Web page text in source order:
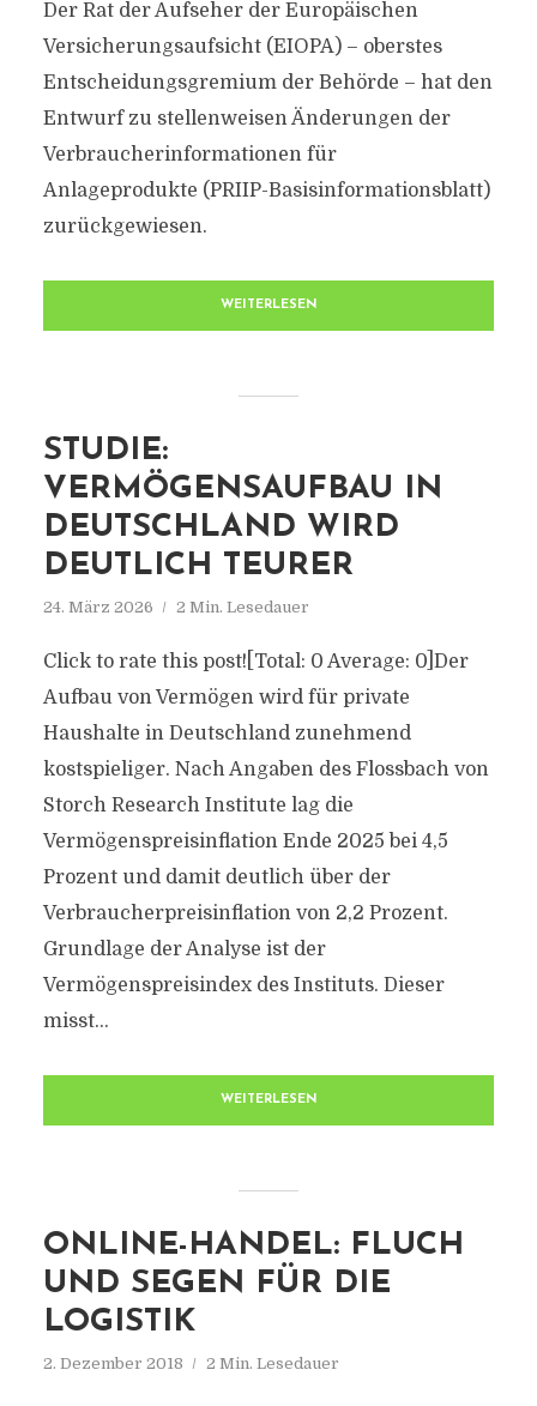
Der Rat der Aufseher der Europäischen
Versicherungsaufsicht (EIOPA) – oberstes
Entscheidungsgremium der Behörde – hat den
Entwurf zu stellenweisen Änderungen der
Verbraucherinformationen für
Anlageprodukte (PRIIP-Basisinformationsblatt)
zurückgewiesen.
WEITERLESEN
STUDIE:
VERMÖGENSAUFBAU IN
DEUTSCHLAND WIRD
DEUTLICH TEURER
24. März 2026 2 Min. Lesedauer
Click to rate this post![Total: 0 Average: 0]Der
Aufbau von Vermögen wird für private
Haushalte in Deutschland zunehmend
kostspieliger. Nach Angaben des Flossbach von
Storch Research Institute lag die
Vermögenspreisinflation Ende 2025 bei 4,5
Prozent und damit deutlich über der
Verbraucherpreisinflation von 2,2 Prozent.
Grundlage der Analyse ist der
Vermögenspreisindex des Instituts. Dieser
misst...
WEITERLESEN
ONLINE-HANDEL: FLUCH
UND SEGEN FÜR DIE
LOGISTIK
2. Dezember 2018 2 Min. Lesedauer